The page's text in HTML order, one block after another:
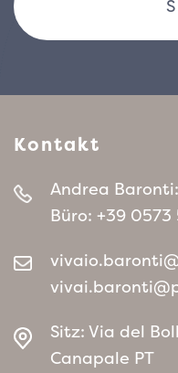
Kontakt
Andrea Baronti:
Büro: +39 0573
Sitz: Via del
Canapale PT